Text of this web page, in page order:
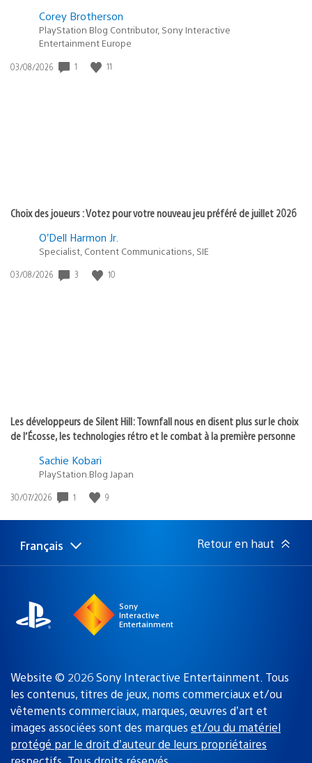
Corey Brotherson
PlayStation Blog Contributor, Sony Interactive
Entertainment Europe
Date
03/08/2026 1 11
Choix des joueurs : Votez pour votre nouveau jeu préféré de juillet 2026
O’Dell Harmon Jr.
Specialist, Content Communications, SIE
Date
03/08/2026 3 10
Les développeurs de Silent Hill: Townfall nous en disent plus sur le choix
de l’Écosse, les technologies rétro et le combat à la première personne
Sachie Kobari
PlayStation.Blog Japan
Date
publication
30/07/2026 1 9
Choisir
une
Région
actuelle
Français Retour en haut
Sony
Interactive
Entertainment
Website © 2026 Sony Interactive Entertainment. Tous
les contenus, titres de jeux, noms commerciaux et/ou
vêtements commerciaux, marques, œuvres d’art et
images associées sont des marques et/ou du matériel
protégé par le droit d’auteur de leurs propriétaires